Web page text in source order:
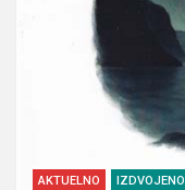
AKTUELNO IZDVOJENO